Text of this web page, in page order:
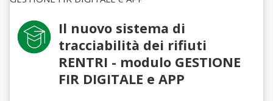
Il nuovo sistema di
tracciabilità dei rifiuti
RENTRI - modulo GESTIONE
FIR DIGITALE e APP